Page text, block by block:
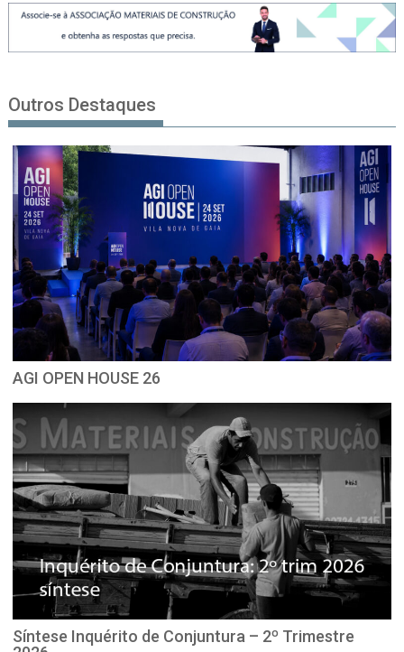
Outros Destaques
AGI OPEN HOUSE 26
Síntese Inquérito de Conjuntura – 2º Trimestre